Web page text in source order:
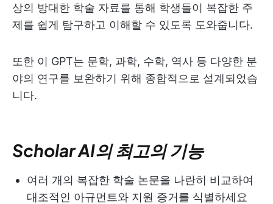
상의 방대한 학술 자료를 통해 학생들이 복잡한 주
제를 쉽게 탐구하고 이해할 수 있도록 도와줍니다.
또한 이 GPT는 문학, 과학, 수학, 역사 등 다양한 분
야의 연구를 보완하기 위해 종합적으로 설계되었습
니다.
Scholar AI의 최고의 기능
여러 개의 복잡한 학술 논문을 나란히 비교하여
대조적인 아규먼트와 지원 증거를 식별하세요